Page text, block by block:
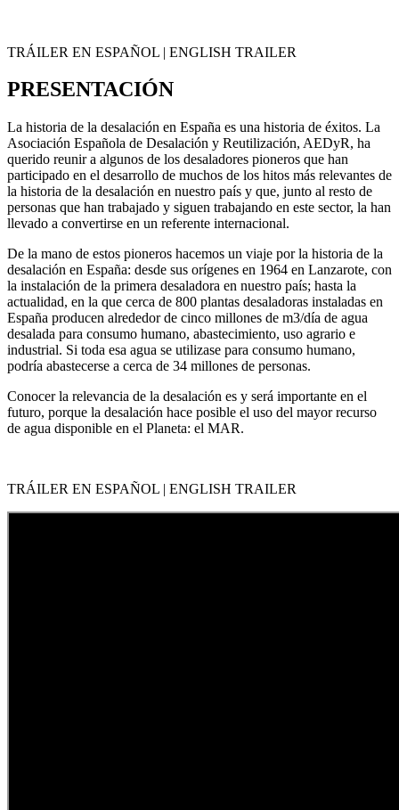
TRÁILER EN ESPAÑOL | ENGLISH TRAILER
PRESENTACIÓN
La historia de la desalación en España es una historia de éxitos. La
Asociación Española de Desalación y Reutilización, AEDyR, ha
querido reunir a algunos de los desaladores pioneros que han
participado en el desarrollo de muchos de los hitos más relevantes de
la historia de la desalación en nuestro país y que, junto al resto de
personas que han trabajado y siguen trabajando en este sector, la han
llevado a convertirse en un referente internacional.
De la mano de estos pioneros hacemos un viaje por la historia de la
desalación en España: desde sus orígenes en 1964 en Lanzarote, con
la instalación de la primera desaladora en nuestro país; hasta la
actualidad, en la que cerca de 800 plantas desaladoras instaladas en
España producen alrededor de cinco millones de m3/día de agua
desalada para consumo humano, abastecimiento, uso agrario e
industrial. Si toda esa agua se utilizase para consumo humano,
podría abastecerse a cerca de 34 millones de personas.
Conocer la relevancia de la desalación es y será importante en el
futuro, porque la desalación hace posible el uso del mayor recurso
de agua disponible en el Planeta: el MAR.
TRÁILER EN ESPAÑOL | ENGLISH TRAILER